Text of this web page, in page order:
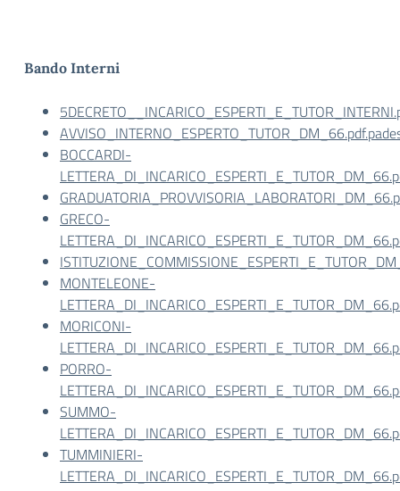
Bando Interni
BOCCARDI-
GRECO-
MONTELEONE-
MORICONI-
PORRO-
SUMMO-
TUMMINIERI-